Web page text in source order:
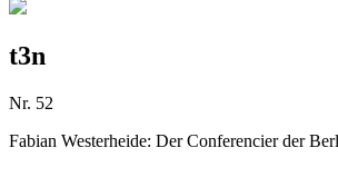
t3n
Nr. 52
Fabian Westerheide: Der Conferencier der